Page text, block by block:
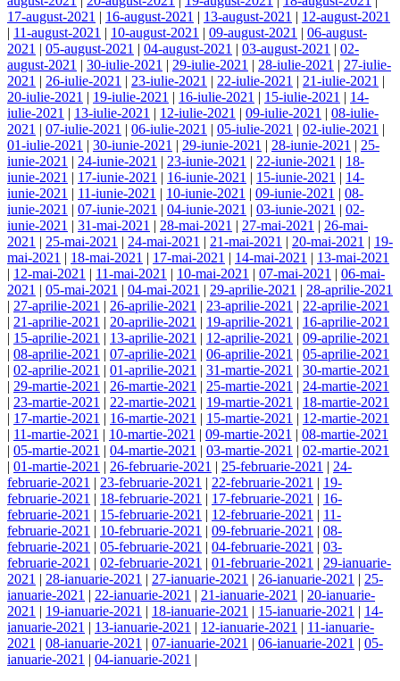
17-august-2021 | 16-august-2021 | 13-august-2021 | 12-august-2021
| 11-august-2021 | 10-august-2021 | 09-august-2021 | 06-august-
2021 | 05-august-2021 | 04-august-2021 | 03-august-2021 | 02-
august-2021 | 30-iulie-2021 | 29-iulie-2021 | 28-iulie-2021 | 27-iulie-
2021 | 26-iulie-2021 | 23-iulie-2021 | 22-iulie-2021 | 21-iulie-2021 |
20-iulie-2021 | 19-iulie-2021 | 16-iulie-2021 | 15-iulie-2021 | 14-
iulie-2021 | 13-iulie-2021 | 12-iulie-2021 | 09-iulie-2021 | 08-iulie-
2021 | 07-iulie-2021 | 06-iulie-2021 | 05-iulie-2021 | 02-iulie-2021 |
01-iulie-2021 | 30-iunie-2021 | 29-iunie-2021 | 28-iunie-2021 | 25-
iunie-2021 | 24-iunie-2021 | 23-iunie-2021 | 22-iunie-2021 | 18-
iunie-2021 | 17-iunie-2021 | 16-iunie-2021 | 15-iunie-2021 | 14-
iunie-2021 | 11-iunie-2021 | 10-iunie-2021 | 09-iunie-2021 | 08-
iunie-2021 | 07-iunie-2021 | 04-iunie-2021 | 03-iunie-2021 | 02-
iunie-2021 | 31-mai-2021 | 28-mai-2021 | 27-mai-2021 | 26-mai-
2021 | 25-mai-2021 | 24-mai-2021 | 21-mai-2021 | 20-mai-2021 | 19-
mai-2021 | 18-mai-2021 | 17-mai-2021 | 14-mai-2021 | 13-mai-2021
| 12-mai-2021 | 11-mai-2021 | 10-mai-2021 | 07-mai-2021 | 06-mai-
2021 | 05-mai-2021 | 04-mai-2021 | 29-aprilie-2021 | 28-aprilie-2021
| 27-aprilie-2021 | 26-aprilie-2021 | 23-aprilie-2021 | 22-aprilie-2021
| 21-aprilie-2021 | 20-aprilie-2021 | 19-aprilie-2021 | 16-aprilie-2021
| 15-aprilie-2021 | 13-aprilie-2021 | 12-aprilie-2021 | 09-aprilie-2021
| 08-aprilie-2021 | 07-aprilie-2021 | 06-aprilie-2021 | 05-aprilie-2021
| 02-aprilie-2021 | 01-aprilie-2021 | 31-martie-2021 | 30-martie-2021
| 29-martie-2021 | 26-martie-2021 | 25-martie-2021 | 24-martie-2021
| 23-martie-2021 | 22-martie-2021 | 19-martie-2021 | 18-martie-2021
| 17-martie-2021 | 16-martie-2021 | 15-martie-2021 | 12-martie-2021
| 11-martie-2021 | 10-martie-2021 | 09-martie-2021 | 08-martie-2021
| 05-martie-2021 | 04-martie-2021 | 03-martie-2021 | 02-martie-2021
| 01-martie-2021 | 26-februarie-2021 | 25-februarie-2021 | 24-
februarie-2021 | 23-februarie-2021 | 22-februarie-2021 | 19-
februarie-2021 | 18-februarie-2021 | 17-februarie-2021 | 16-
februarie-2021 | 15-februarie-2021 | 12-februarie-2021 | 11-
februarie-2021 | 10-februarie-2021 | 09-februarie-2021 | 08-
februarie-2021 | 05-februarie-2021 | 04-februarie-2021 | 03-
februarie-2021 | 02-februarie-2021 | 01-februarie-2021 | 29-ianuarie-
2021 | 28-ianuarie-2021 | 27-ianuarie-2021 | 26-ianuarie-2021 | 25-
ianuarie-2021 | 22-ianuarie-2021 | 21-ianuarie-2021 | 20-ianuarie-
2021 | 19-ianuarie-2021 | 18-ianuarie-2021 | 15-ianuarie-2021 | 14-
ianuarie-2021 | 13-ianuarie-2021 | 12-ianuarie-2021 | 11-ianuarie-
2021 | 08-ianuarie-2021 | 07-ianuarie-2021 | 06-ianuarie-2021 | 05-
ianuarie-2021 | 04-ianuarie-2021 |